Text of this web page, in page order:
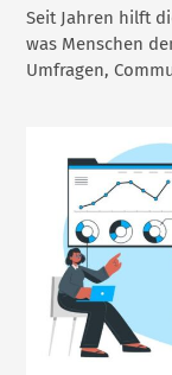
Seit Jahren hilft
was Menschen
Umfragen,